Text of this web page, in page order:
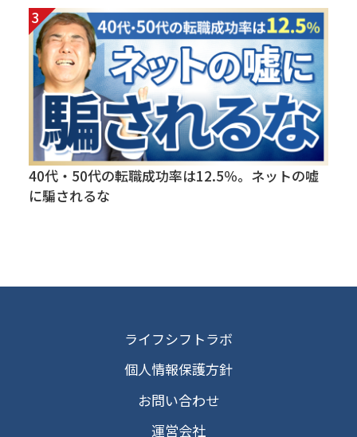
40代・50代の転職成功率は12.5％。ネットの嘘
に騙されるな
ライフシフトラボ
個人情報保護方針
お問い合わせ
運営会社